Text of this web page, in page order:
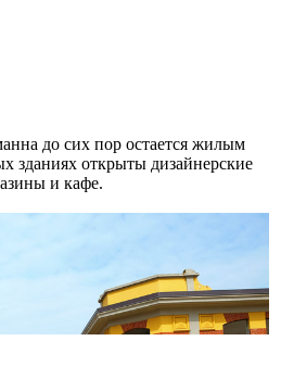
до сих пор остается жилым
зданиях открыты дизайнерские
и кафе.